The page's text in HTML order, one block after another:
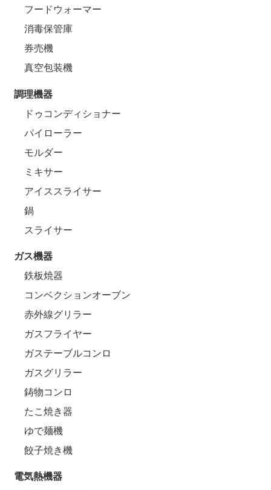
フードウォーマー
消毒保管庫
券売機
真空包装機
調理機器
ドゥコンディショナー
パイローラー
モルダー
ミキサー
アイススライサー
鍋
スライサー
ガス機器
鉄板焼器
コンベクションオーブン
赤外線グリラー
ガスフライヤー
ガステーブルコンロ
ガスグリラー
鋳物コンロ
たこ焼き器
ゆで麺機
餃子焼き機
電気熱機器